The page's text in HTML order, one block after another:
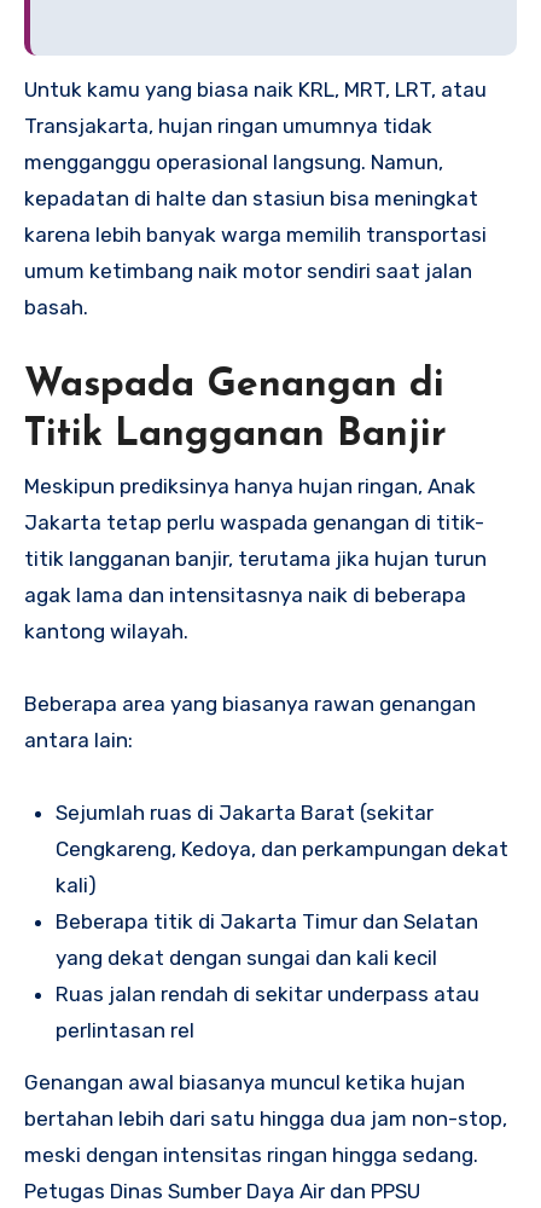
Untuk kamu yang biasa naik KRL, MRT, LRT, atau
Transjakarta, hujan ringan umumnya tidak
mengganggu operasional langsung. Namun,
kepadatan di halte dan stasiun bisa meningkat
karena lebih banyak warga memilih transportasi
umum ketimbang naik motor sendiri saat jalan
basah.
Waspada Genangan di
Titik Langganan Banjir
Meskipun prediksinya hanya hujan ringan, Anak
Jakarta tetap perlu waspada genangan di titik-
titik langganan banjir, terutama jika hujan turun
agak lama dan intensitasnya naik di beberapa
kantong wilayah.
Beberapa area yang biasanya rawan genangan
antara lain:
Sejumlah ruas di Jakarta Barat (sekitar
Cengkareng, Kedoya, dan perkampungan dekat
kali)
Beberapa titik di Jakarta Timur dan Selatan
yang dekat dengan sungai dan kali kecil
Ruas jalan rendah di sekitar underpass atau
perlintasan rel
Genangan awal biasanya muncul ketika hujan
bertahan lebih dari satu hingga dua jam non-stop,
meski dengan intensitas ringan hingga sedang.
Petugas Dinas Sumber Daya Air dan PPSU